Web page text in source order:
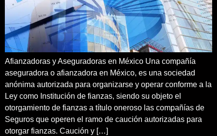
Afianzadoras y Aseguradoras en México Una compañía
aseguradora o afianzadora en México, es una sociedad
anónima autorizada para organizarse y operar conforme a la
Ley como Institución de fianzas, siendo su objeto el
otorgamiento de fianzas a título oneroso las compañías de
Seguros que operen el ramo de caución autorizadas para
otorgar fianzas. Caución y […]